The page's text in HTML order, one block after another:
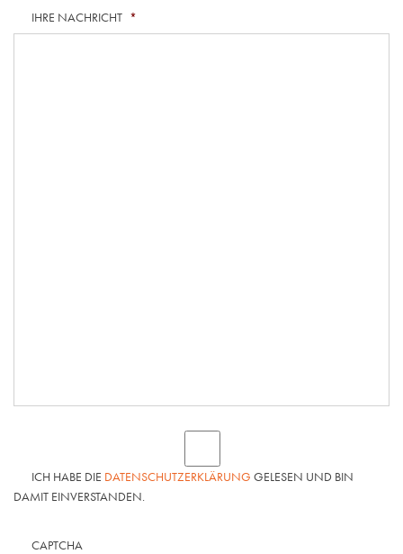
IHRE NACHRICHT *
ICH HABE DIE DATENSCHUTZERKLÄRUNG GELESEN UND BIN
DAMIT EINVERSTANDEN.
CAPTCHA